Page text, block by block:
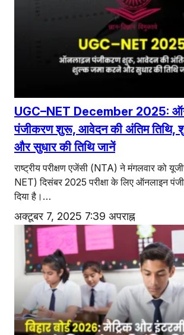
UGC–NET December 2025:
पंजीकरण शुरू, आवेदन की अंतिम तिथि,
और सुधार की तिथि जानें
राष्ट्रीय परीक्षण एजेंसी (NTA) ने मंगलवार को
NET) दिसंबर 2025 परीक्षा के लिए ऑनलाइन
दिया है।…
अक्टूबर 7, 2025 7:39 अपराह्न